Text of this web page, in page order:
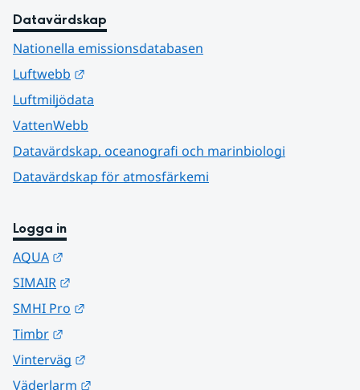
Datavärdskap
Nationella emissionsdatabasen
Luftwebb
Luftmiljödata
VattenWebb
Datavärdskap, oceanografi och marinbiologi
Datavärdskap för atmosfärkemi
Logga in
AQUA
SIMAIR
SMHI Pro
Timbr
Vinterväg
Väderlarm